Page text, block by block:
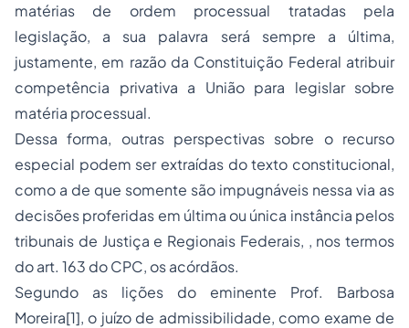
matérias de ordem processual tratadas pela
legislação, a sua palavra será sempre a última,
justamente, em razão da Constituição Federal atribuir
competência privativa a União para legislar sobre
matéria processual.
Dessa forma, outras perspectivas sobre o recurso
especial podem ser extraídas do texto constitucional,
como a de que somente são impugnáveis nessa via as
decisões proferidas em última ou única instância pelos
tribunais de Justiça e Regionais Federais, , nos termos
do art. 163 do CPC, os acórdãos.
Segundo as lições do eminente Prof. Barbosa
Moreira[1], o juízo de admissibilidade, como exame de